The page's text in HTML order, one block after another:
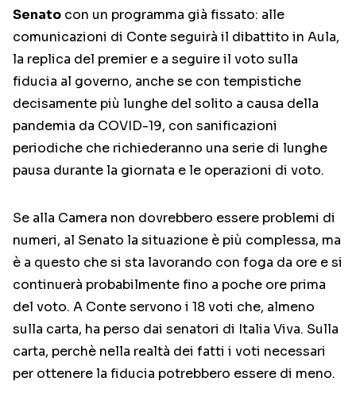
Senato con un programma già fissato: alle
comunicazioni di Conte seguirà il dibattito in Aula,
la replica del premier e a seguire il voto sulla
fiducia al governo, anche se con tempistiche
decisamente più lunghe del solito a causa della
pandemia da COVID-19, con sanificazioni
periodiche che richiederanno una serie di lunghe
pausa durante la giornata e le operazioni di voto.
Se alla Camera non dovrebbero essere problemi di
numeri, al Senato la situazione è più complessa, ma
è a questo che si sta lavorando con foga da ore e si
continuerà probabilmente fino a poche ore prima
del voto. A Conte servono i 18 voti che, almeno
sulla carta, ha perso dai senatori di Italia Viva. Sulla
carta, perchè nella realtà dei fatti i voti necessari
per ottenere la fiducia potrebbero essere di meno.